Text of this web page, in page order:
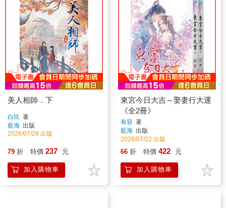
美人相師．下
白玖 著
藍海 出版
2026/07/29 出版
79 折 特價 237 元
加入購物車
東宮今日大吉～娶妻行大運
《全2冊》
有容 著
藍海 出版
2026/07/22 出版
66 折 特價 422 元
加入購物車